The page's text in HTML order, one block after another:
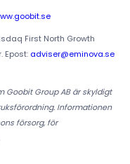
First North Growth
Epost: adviser@eminova.se
Group AB är skyldigt
Informationen
försorg, för